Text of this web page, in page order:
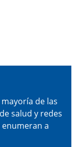
de las
salud y redes
a